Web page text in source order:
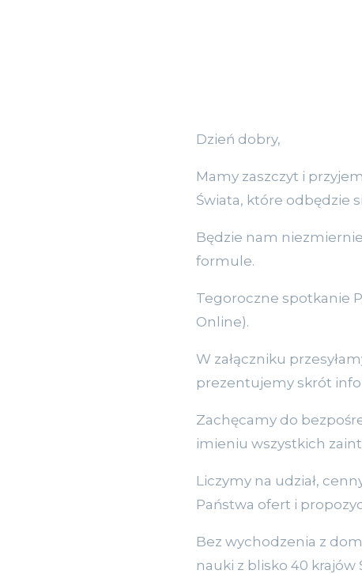
Dzień dobry,
Mamy zaszczyt i
Świata, które odbędzie
Będzie nam
formule.
Tegoroczne spotkanie
Online).
W załączniku
prezentujemy skrót
Zachęcamy do
imieniu wszystkich
Liczymy na udział,
Państwa ofert i
Bez wychodzenia z
nauki z blisko 40